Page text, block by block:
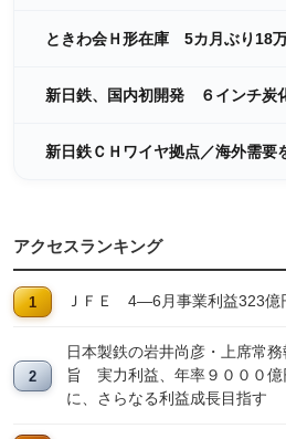
ときわ会Ｈ形在庫 5カ月ぶり18
新日鉄、国内初開発 ６インチ炭
新日鉄ＣＨワイヤ拠点／海外需要
アクセスランキング
ＪＦＥ 4―6月事業利益323
日本製鉄の岩井尚彦・上席常
旨 実力利益、年率９０００
に、さらなる利益成長目指す